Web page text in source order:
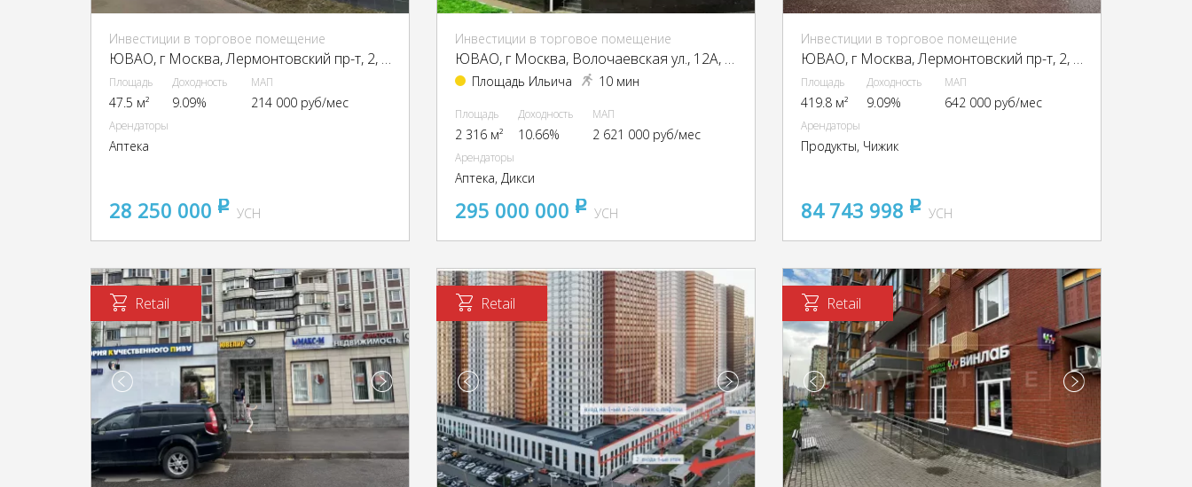
Инвестиции в торговое помещение
ЮВАО, г Москва, Лермонтовский пр-т, 2, кор. 1
Площадь
47.5 м²
Доходность
9.09%
МАП
214 000 руб/мес
Арендаторы
Аптека
28 250 000 pуб
УСН
Инвестиции в торговое помещение
ЮВАО, г Москва, Волочаевская ул., 12А, стр. 1А
Площадь Ильича 10 мин
Площадь
2 316 м²
Доходность
10.66%
МАП
2 621 000 руб/мес
Арендаторы
Аптека, Дикси
295 000 000 pуб
УСН
Инвестиции в торговое помещение
ЮВАО, г Москва, Лермонтовский пр-т, 2, кор. 1
Площадь
419.8 м²
Доходность
9.09%
МАП
642 000 руб/мес
Арендаторы
Продукты, Чижик
84 743 998 pуб
УСН
Retail Retail Retail